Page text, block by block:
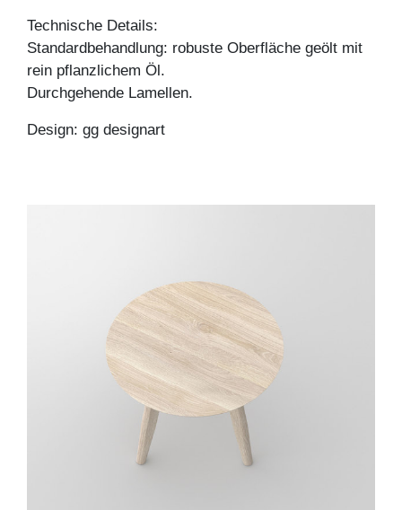
Technische Details:
Standardbehandlung: robuste Oberfläche geölt mit
rein pflanzlichem Öl.
Durchgehende Lamellen.
Design: gg designart